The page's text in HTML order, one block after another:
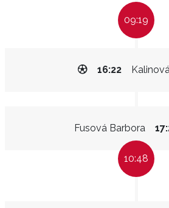
09:19
16:22
Fusová Barbora
10:48